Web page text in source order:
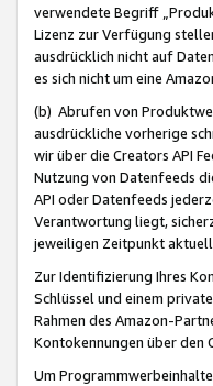
verwendete Begriff
Lizenz zur Verfügung
ausdrücklich nicht auf
es sich nicht um eine
(b) Abrufen von
ausdrückliche vorherige
wir über die Creators API
Nutzung von Datenfeeds
API oder Datenfeeds
Verantwortung liegt,
jeweiligen Zeitpunkt
Zur Identifizierung Ihres
Schlüssel und einem
Rahmen des Amazon-
Kontokennungen über den
Um